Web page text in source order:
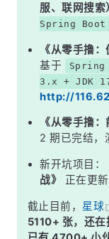
三、Spring 容
五、IOC 带来
六、IOC 的常见
常见面试变体
记忆口诀
总结
服、联网搜索
Spring
《从零手撸
基于
3.x + JDK
http://
《从零手撸
2 期已完结，
新开坑项目：
战》
正在更
截止目前， 星球
5110+ 张，还在